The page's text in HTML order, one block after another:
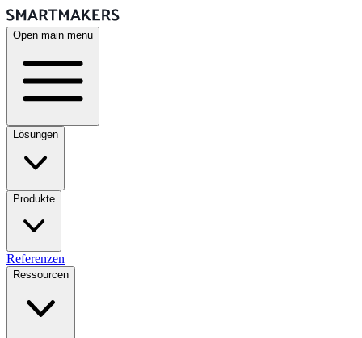
Open main menu
Lösungen
Produkte
Referenzen
Ressourcen